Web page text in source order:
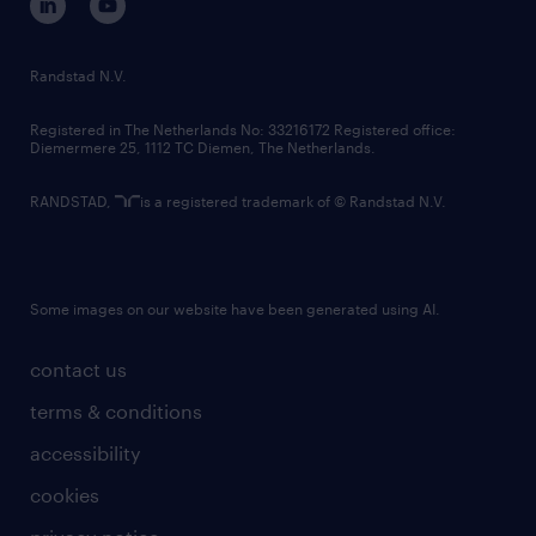
randstad innovation fund
country websites
contact us
terms & conditions
accessibility
cookies
Randstad N.V.
Registered in The Netherlands No: 33216172 Registered office:
Diemermere 25, 1112 TC Diemen, The Netherlands.
RANDSTAD, is a registered trademark of © Randstad N.V.
Some images on our website have been generated using AI.